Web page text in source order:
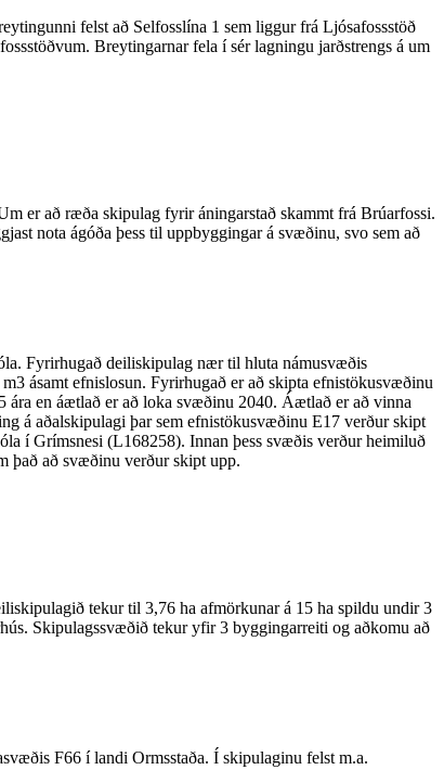
felst að Selfosslína 1 sem liggur frá Ljósafossstöð
Breytingarnar fela í sér lagningu jarðstrengs á um
er að ræða skipulag fyrir áningarstað skammt frá Brúarfossi.
nota ágóða þess til uppbyggingar á svæðinu, svo sem að
Fyrirhugað deiliskipulag nær til hluta námusvæðis
ásamt efnislosun. Fyrirhugað er að skipta efnistökusvæðinu
en áætlað er að loka svæðinu 2040. Áætlað er að vinna
á aðalskipulagi þar sem efnistökusvæðinu E17 verður skipt
í Grímsnesi (L168258). Innan þess svæðis verður heimiluð
það að svæðinu verður skipt upp.
tekur til 3,76 ha afmörkunar á 15 ha spildu undir 3
Skipulagssvæðið tekur yfir 3 byggingarreiti og aðkomu að
F66 í landi Ormsstaða. Í skipulaginu felst m.a.